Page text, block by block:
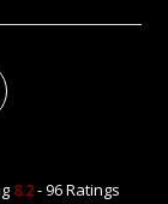
8.2- 96 Ratings